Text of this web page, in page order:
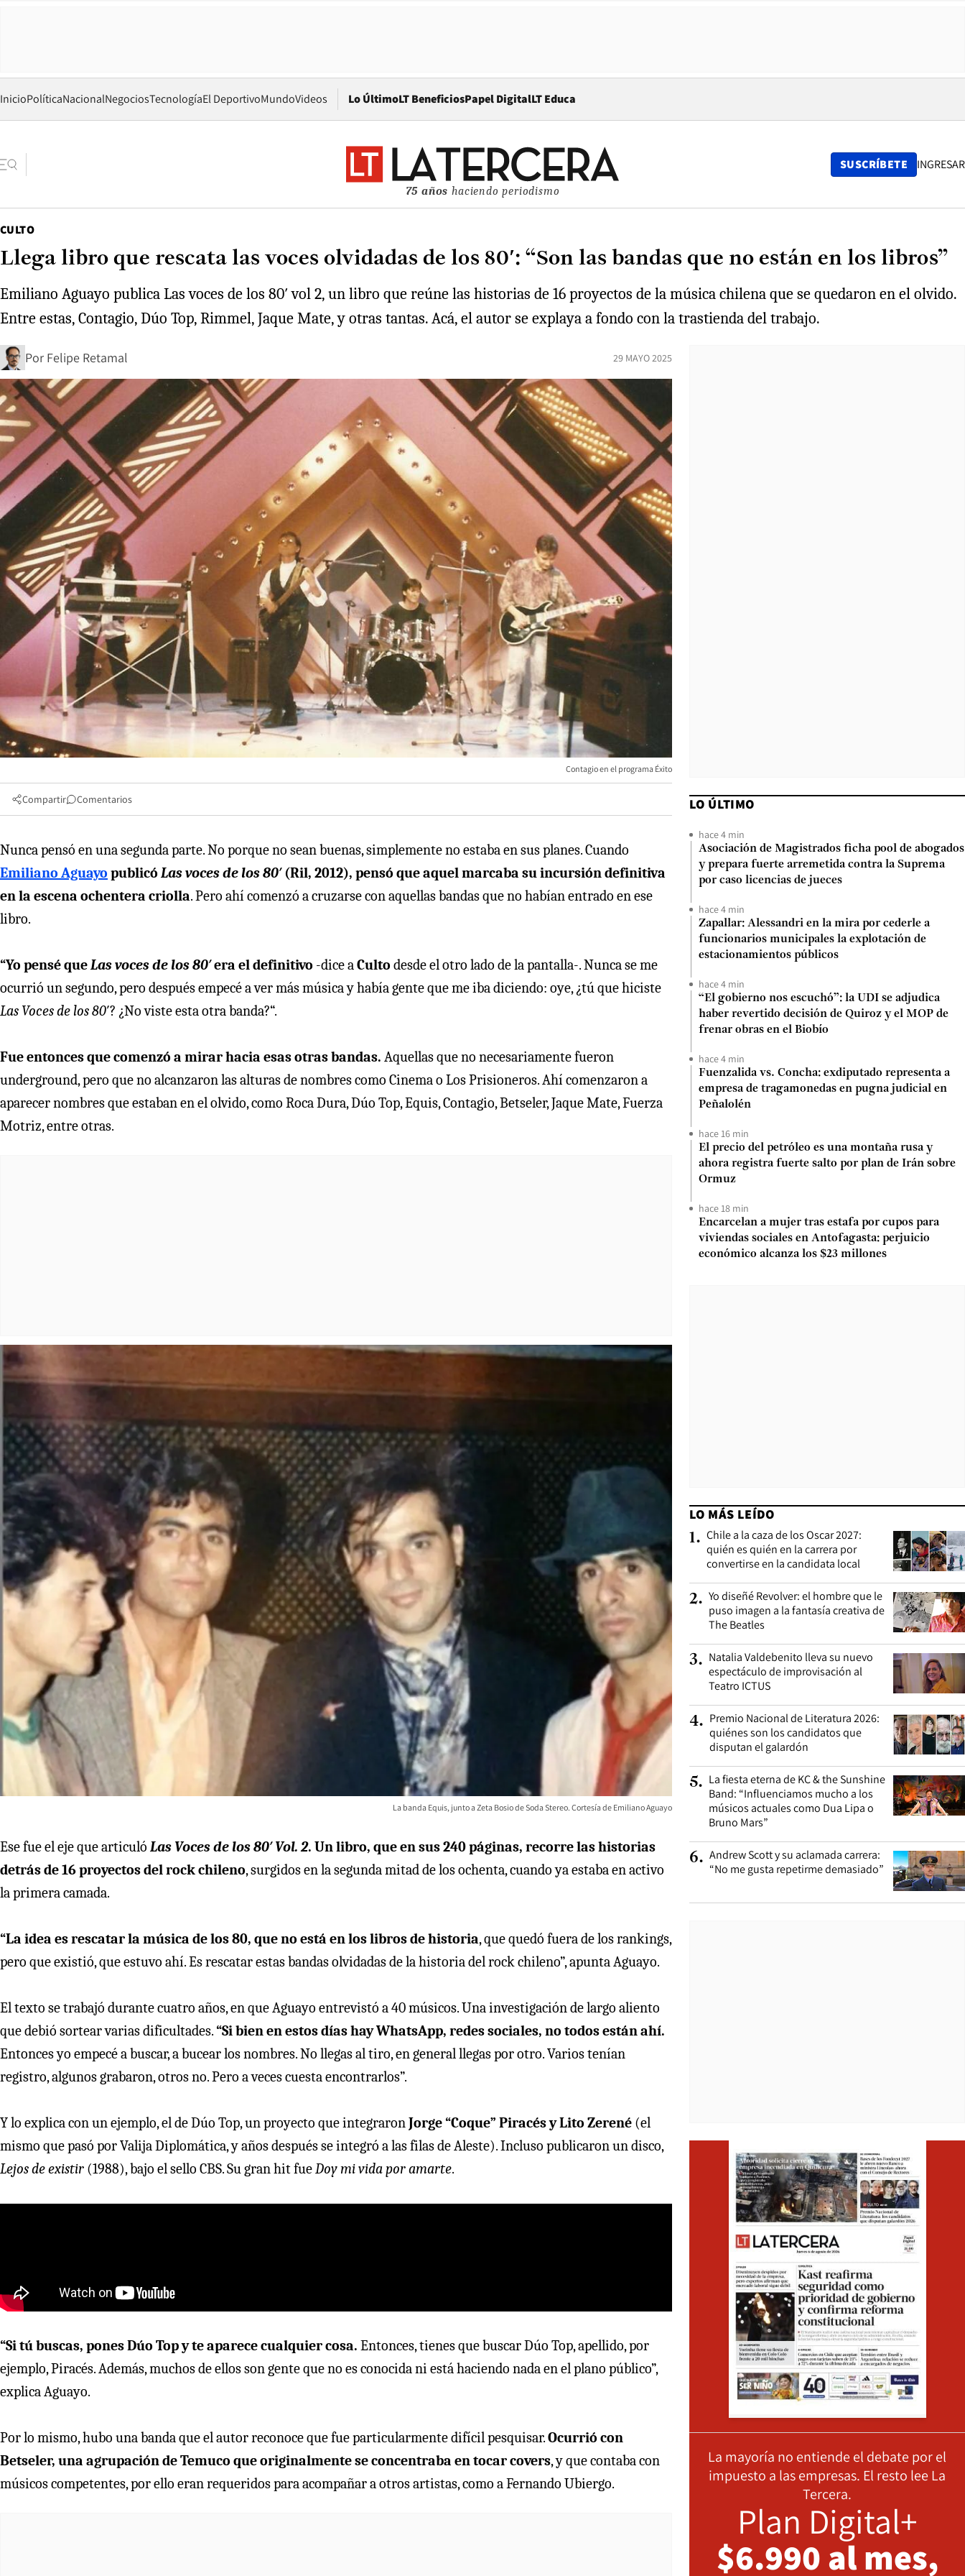
InicioPolíticaNacionalNegociosTecnologíaEl DeportivoMundoVideos Lo ÚltimoLT BeneficiosPapel DigitalOpens in new window
LT Educa
75 años haciendo periodismo
SUSCRÍBETE INGRESAR
CULTO
Llega libro que rescata las voces olvidadas de los 80′: “Son las bandas que no están en los libros”
Emiliano Aguayo publica Las voces de los 80′ vol 2, un libro que reúne las historias de 16 proyectos de la música chilena que se quedaron en el olvido.
Entre estas, Contagio, Dúo Top, Rimmel, Jaque Mate, y otras tantas. Acá, el autor se explaya a fondo con la trastienda del trabajo.
Por Felipe Retamal 29 MAYO 2025
Contagio en el programa Éxito
Compartir Comentarios
Nunca pensó en una segunda parte. No porque no sean buenas, simplemente no estaba en sus planes. Cuando
Emiliano Aguayo publicó Las voces de los 80′(Ril, 2012), pensó que aquel marcaba su incursión definitiva
en la escena ochentera criolla. Pero ahí comenzó a cruzarse con aquellas bandas que no habían entrado en ese
libro.
“Yo pensé queLas voces de los 80′era el definitivo -dice aCulto desde el otro lado de la pantalla-. Nunca se me
ocurrió un segundo, pero después empecé a ver más música y había gente que me iba diciendo: oye, ¿tú que hiciste
Las Voces de los 80′? ¿No viste esta otra banda?“.
Fue entonces que comenzó a mirar hacia esas otras bandas. Aquellas que no necesariamente fueron
underground, pero que no alcanzaron las alturas de nombres como Cinema o Los Prisioneros. Ahí comenzaron a
aparecer nombres que estaban en el olvido, como Roca Dura, Dúo Top, Equis, Contagio, Betseler, Jaque Mate, Fuerza
Motriz, entre otras.
La banda Equis, junto a Zeta Bosio de Soda Stereo. Cortesía de Emiliano Aguayo
Ese fue el eje que articuló Las Voces de los 80′ Vol. 2. Un libro, que en sus 240 páginas, recorre las historias
detrás de 16 proyectos del rock chileno, surgidos en la segunda mitad de los ochenta, cuando ya estaba en activo
la primera camada.
“La idea es rescatar la música de los 80, que no está en los libros de historia, que quedó fuera de los rankings,
pero que existió, que estuvo ahí. Es rescatar estas bandas olvidadas de la historia del rock chileno”, apunta Aguayo.
El texto se trabajó durante cuatro años, en que Aguayo entrevistó a 40 músicos. Una investigación de largo aliento
que debió sortear varias dificultades.“Si bien en estos días hay WhatsApp, redes sociales, no todos están ahí.
Entonces yo empecé a buscar, a bucear los nombres. No llegas al tiro, en general llegas por otro. Varios tenían
registro, algunos grabaron, otros no. Pero a veces cuesta encontrarlos”.
Y lo explica con un ejemplo, el de Dúo Top, un proyecto que integraronJorge “Coque” Piracés y Lito Zerené (el
mismo que pasó por Valija Diplomática, y años después se integró a las filas de Aleste). Incluso publicaron un disco,
Lejos de existir (1988), bajo el sello CBS. Su gran hit fueDoy mi vida por amarte.
“Si tú buscas, pones Dúo Top y te aparece cualquier cosa. Entonces, tienes que buscar Dúo Top, apellido, por
ejemplo, Piracés. Además, muchos de ellos son gente que no es conocida ni está haciendo nada en el plano público”,
explica Aguayo.
Por lo mismo, hubo una banda que el autor reconoce que fue particularmente difícil pesquisar.Ocurrió con
Betseler, una agrupación de Temuco que originalmente se concentraba en tocar covers, y que contaba con
músicos competentes, por ello eran requeridos para acompañar a otros artistas, como a Fernando Ubiergo.
LO ÚLTIMO
hace 4 min
Asociación de Magistrados ficha pool de abogados
y prepara fuerte arremetida contra la Suprema
por caso licencias de jueces
hace 4 min
Zapallar: Alessandri en la mira por cederle a
funcionarios municipales la explotación de
estacionamientos públicos
hace 4 min
“El gobierno nos escuchó”: la UDI se adjudica
haber revertido decisión de Quiroz y el MOP de
frenar obras en el Biobío
hace 4 min
Fuenzalida vs. Concha: exdiputado representa a
empresa de tragamonedas en pugna judicial en
Peñalolén
hace 16 min
El precio del petróleo es una montaña rusa y
ahora registra fuerte salto por plan de Irán sobre
Ormuz
hace 18 min
Encarcelan a mujer tras estafa por cupos para
viviendas sociales en Antofagasta: perjuicio
económico alcanza los $23 millones
LO MÁS LEÍDO
1. Chile a la caza de los Oscar 2027:
quién es quién en la carrera por
convertirse en la candidata local
2. Yo diseñé Revolver: el hombre que le
puso imagen a la fantasía creativa de
The Beatles
3. Natalia Valdebenito lleva su nuevo
espectáculo de improvisación al
Teatro ICTUS
4. Premio Nacional de Literatura 2026:
quiénes son los candidatos que
disputan el galardón
5. La fiesta eterna de KC & the Sunshine
Band: “Influenciamos mucho a los
músicos actuales como Dua Lipa o
Bruno Mars”
6. Andrew Scott y su aclamada carrera:
“No me gusta repetirme demasiado”
La mayoría no entiende el debate por el
impuesto a las empresas. El resto lee La
Tercera.
Plan Digital+
$6.990 al mes,